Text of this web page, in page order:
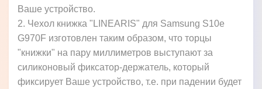
Ваше устройство.
2. Чехол книжка "LINEARIS" для Samsung S10e
G970F изготовлен таким образом, что торцы
"книжки" на пару миллиметров выступают за
силиконовый фиксатор-держатель, который
фиксирует Ваше устройство, т.е. при падении будет